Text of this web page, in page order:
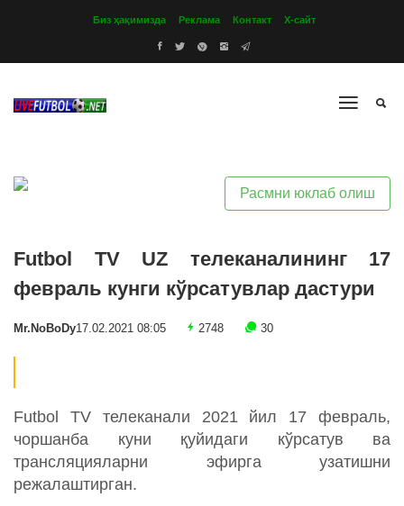
Биз ҳақимизда Реклама Контакт Х-сайт
Расмни юклаб олиш
Futbol TV UZ телеканалининг 17
февраль кунги кўрсатувлар дастури
Mr.NoBoDy17.02.2021 08:05 2748 30
Futbol TV телеканали 2021 йил 17 февраль,
чоршанба куни қуйидаги кўрсатув ва
трансляцияларни эфирга узатишни
режалаштирган.